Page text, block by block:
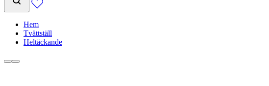
Hem
Tvättställ
Heltäckande